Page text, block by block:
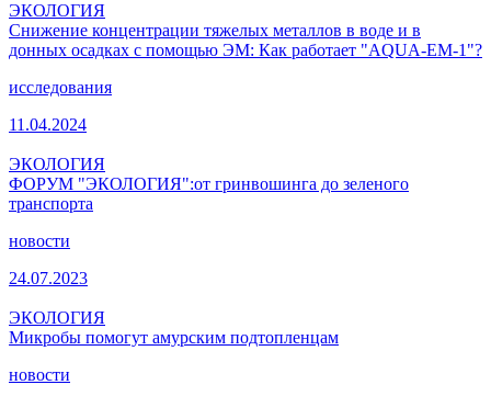
ЭКОЛОГИЯ
Снижение концентрации тяжелых металлов в воде и в
донных осадках с помощью ЭМ: Как работает "AQUA-EM-1"?
исследования
11.04.2024
ЭКОЛОГИЯ
ФОРУМ "ЭКОЛОГИЯ":от гринвошинга до зеленого
транспорта
новости
24.07.2023
ЭКОЛОГИЯ
Микробы помогут амурским подтопленцам
новости